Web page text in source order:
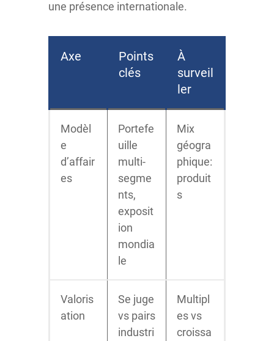
une présence internationale.
Axe
Points
clés
À
surveil
ler
Modèl
e
d’affair
es
Portefe
uille
multi-
segme
nts,
exposit
ion
mondia
le
Mix
géogra
phique:
produit
s
Valoris
ation
Se juge
vs pairs
industri
Multipl
es vs
croissa